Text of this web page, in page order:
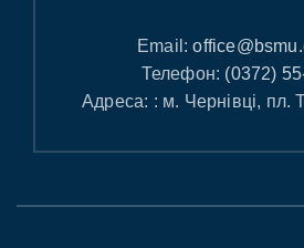
Email:
Телефон: (0372)
Адреса: : м. Чернівці, пл.